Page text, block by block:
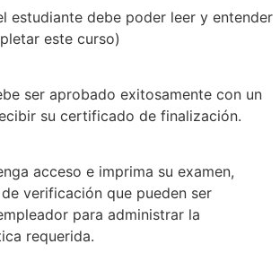
estudiante debe poder leer y entender
este curso)
ser aprobado exitosamente con un
su certificado de finalización.
acceso e imprima su examen,
verificación que pueden ser
para administrar la
requerida.